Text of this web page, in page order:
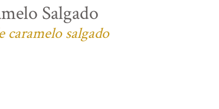
Salgado
caramelo salgado